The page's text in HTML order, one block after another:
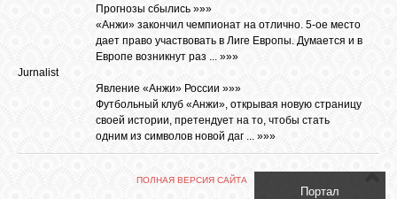
Прогнозы сбылись »»»
«Анжи» закончил чемпионат на отлично. 5-ое место
дает право участвовать в Лиге Европы. Думается и в
Европе возникнут раз ... »»»
Jurnalist
Явление «Анжи» России »»»
Футбольный клуб «Анжи», открывая новую страницу
своей истории, претендует на то, чтобы стать
одним из символов новой даг ... »»»
ПОЛНАЯ ВЕРСИЯ САЙТА
Портал